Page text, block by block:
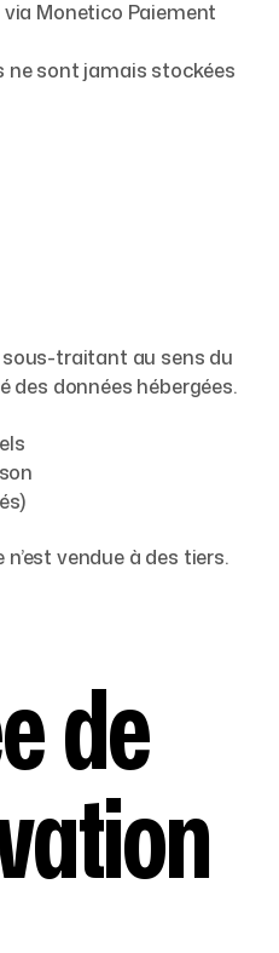
Monetico Paiement
sont jamais stockées
traitant au sens du
des données hébergées.
vendue à des tiers.
de